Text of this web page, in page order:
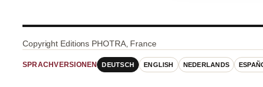
Copyright Editions PHOTRA, France
SPRACHVERSIONEN DEUTSCH ENGLISH NEDERLANDS